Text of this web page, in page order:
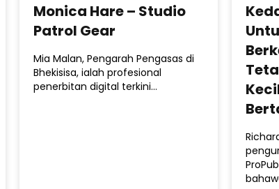
Monica Hare – Studio
Patrol Gear
Mia Malan, Pengarah Pengasas di
Bhekisisa, ialah profesional
penerbitan digital terkini…